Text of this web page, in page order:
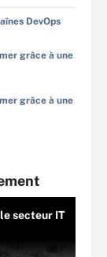
DevOps
grâce à une
grâce à une
secteur IT